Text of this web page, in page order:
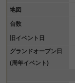
地図
台数
旧イベント日
グランドオープン日
(周年イベント)